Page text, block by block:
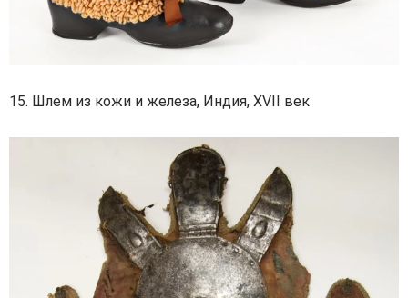
15. Шлем из кожи и железа, Индия, XVII век